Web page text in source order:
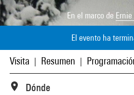
En el marco de
El evento ha
Visita Resumen
Dónde